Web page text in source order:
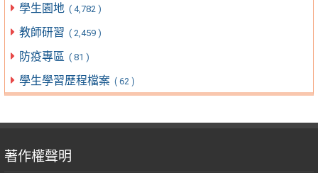
學生園地 ( 4,782 )
教師研習 ( 2,459 )
防疫專區 ( 81 )
學生學習歷程檔案 ( 62 )
著作權聲明